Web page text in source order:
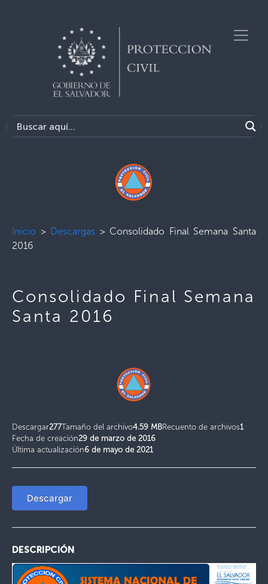
Inicio > Descargas > Consolidado Final Semana Santa
2016
Consolidado Final Semana
Santa 2016
Descargar277Tamaño del archivo4.59 MBRecuento de archivos1
Fecha de creación29 de marzo de 2016
Última actualización6 de mayo de 2021
Descargar
DESCRIPCIÓN